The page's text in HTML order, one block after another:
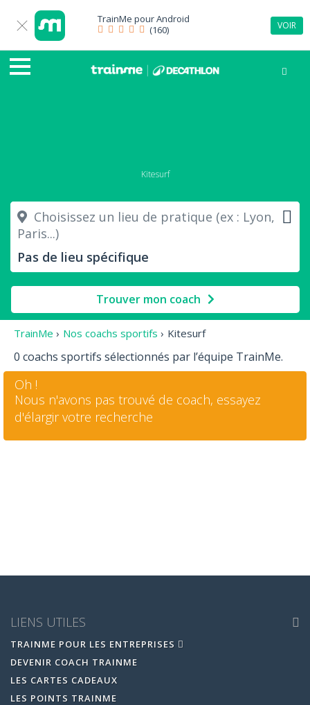
TrainMe pourAndroid
(160)
VOIR
Kitesurf
Choisissez un lieu de pratique (ex : Lyon,
Paris...)
Trouver mon coach
TrainMe › Nos coachs sportifs › Kitesurf
0 coachs sportifs sélectionnés par l’équipe TrainMe.
Oh !
Nous n'avons pas trouvé de coach, essayez
d'élargir votre recherche
LIENS UTILES
TRAINME POUR LES ENTREPRISES
DEVENIR COACH TRAINME
LES CARTES CADEAUX
LES POINTS TRAINME